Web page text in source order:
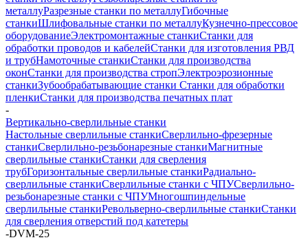
металлуРазрезные станки по металлуГибочные
станкиШлифовальные станки по металлуКузнечно-прессовое
оборудованиеЭлектромонтажные станкиСтанки для
обработки проводов и кабелейСтанки для изготовления РВД
и трубНамоточные станкиСтанки для производства
оконСтанки для производства стропЭлектроэрозионные
станкиЗубообрабатывающие станки Станки для обработки
пленкиСтанки для производства печатных плат
-
Вертикально-сверлильные станки
Настольные сверлильные станкиСверлильно-фрезерные
станкиСверлильно-резьбонарезные станкиМагнитные
сверлильные станкиСтанки для сверления
трубГоризонтальные сверлильные станкиРадиально-
сверлильные станкиСверлильные станки с ЧПУСверлильно-
резьбонарезные станки с ЧПУМногошпиндельные
сверлильные станкиРевольверно-сверлильные станкиСтанки
для сверления отверстий под катетеры
-DVM-25